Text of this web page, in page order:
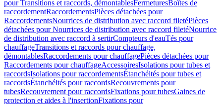
pour Transitions et raccords, démontablesFermeturesBoîtes de
raccordementRaccordementsPièces détachées pour
RaccordementsNourrices de distribution avec raccord filetéPièces
détachées pour Nourrices de distribution avec raccord filetéNourrice
de distribution avec raccord à sertirCompteurs d'eauTés pour
chauffageTransitions et raccords pour chauffage,
démontablesRaccordements pour chauffagePièces détachées pour
Raccordements pour chauffageAccessoiresIsolations pour tubes et
raccordsIsolations pour raccordementsÉtanchéités pour tubes et
raccordsÉtanchéités pour raccordsRecouvrements pour
tubesRecouvrement pour raccordsFixations pour tubesGaines de
protection et aides à l'insertionFixations pour